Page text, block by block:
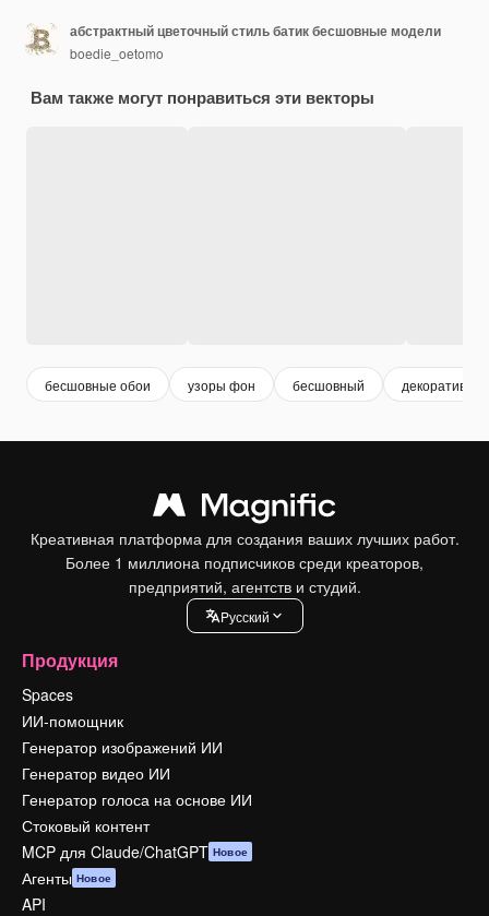
абстрактный цветочный стиль батик бесшовные модели
boedie_oetomo
Вам также могут понравиться эти векторы
бесшовные обои узоры фон бесшовный
Креативная платформа для создания ваших лучших работ.
Более 1 миллиона подписчиков среди креаторов,
предприятий, агентств и студий.
Pусский
Продукция
Spaces
ИИ-помощник
Генератор изображений ИИ
Генератор видео ИИ
Генератор голоса на основе ИИ
Стоковый контент
MCP для Claude/ChatGPT Новое
Агенты Новое
API